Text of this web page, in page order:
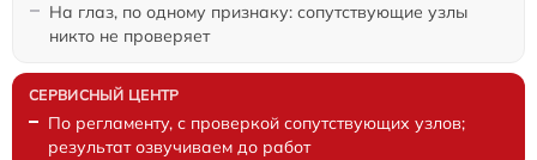
На глаз, по одному признаку: сопутствующие узлы
никто не проверяет
По регламенту, с проверкой сопутствующих узлов;
результат озвучиваем до работ